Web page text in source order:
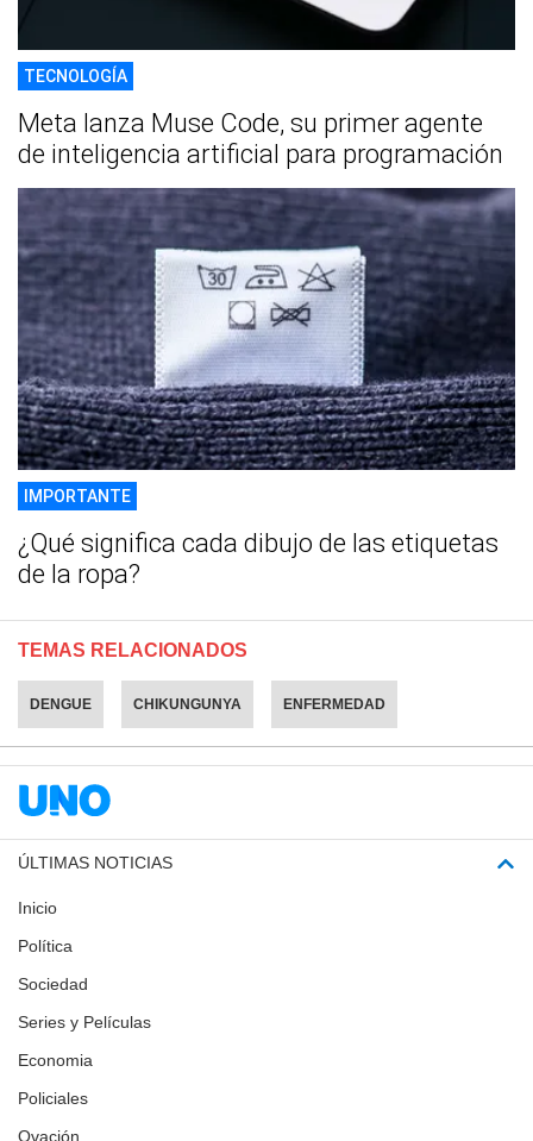
TECNOLOGÍA
Meta lanza Muse Code, su primer agente
de inteligencia artificial para programación
IMPORTANTE
¿Qué significa cada dibujo de las etiquetas
de la ropa?
TEMAS RELACIONADOS
DENGUE CHIKUNGUNYA ENFERMEDAD
ÚLTIMAS NOTICIAS
Inicio
Política
Sociedad
Series y Películas
Economia
Policiales
Ovación